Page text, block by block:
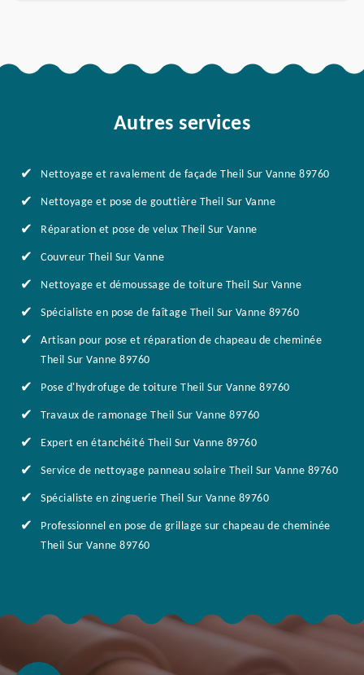
Autres services
Nettoyage et ravalement de façade Theil Sur Vanne 89760
Nettoyage et pose de gouttière Theil Sur Vanne
Réparation et pose de velux Theil Sur Vanne
Couvreur Theil Sur Vanne
Nettoyage et démoussage de toiture Theil Sur Vanne
Spécialiste en pose de faîtage Theil Sur Vanne 89760
Artisan pour pose et réparation de chapeau de cheminée
Theil Sur Vanne 89760
Pose d'hydrofuge de toiture Theil Sur Vanne 89760
Travaux de ramonage Theil Sur Vanne 89760
Expert en étanchéité Theil Sur Vanne 89760
Service de nettoyage panneau solaire Theil Sur Vanne 89760
Spécialiste en zinguerie Theil Sur Vanne 89760
Professionnel en pose de grillage sur chapeau de cheminée
Theil Sur Vanne 89760